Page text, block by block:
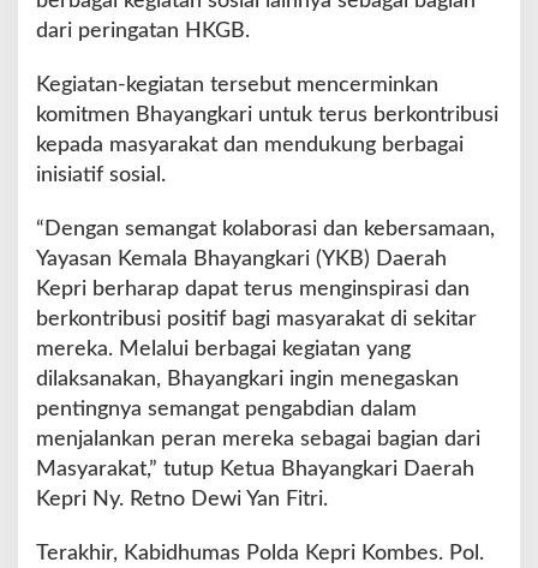
dari peringatan HKGB.
Kegiatan-kegiatan tersebut mencerminkan
komitmen Bhayangkari untuk terus berkontribusi
kepada masyarakat dan mendukung berbagai
inisiatif sosial.
“Dengan semangat kolaborasi dan kebersamaan,
Yayasan Kemala Bhayangkari (YKB) Daerah
Kepri berharap dapat terus menginspirasi dan
berkontribusi positif bagi masyarakat di sekitar
mereka. Melalui berbagai kegiatan yang
dilaksanakan, Bhayangkari ingin menegaskan
pentingnya semangat pengabdian dalam
menjalankan peran mereka sebagai bagian dari
Masyarakat,” tutup Ketua Bhayangkari Daerah
Kepri Ny. Retno Dewi Yan Fitri.
Terakhir, Kabidhumas Polda Kepri Kombes. Pol.